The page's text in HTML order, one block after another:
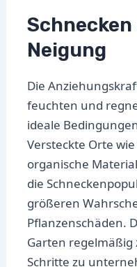
Neigung
Die
feuchten und
ideale
Versteckte Orte
organische
die
größeren
Pflanzenschäden.
Garten
Schritte zu